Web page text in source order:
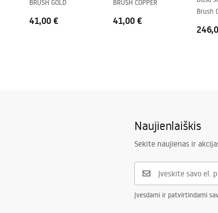
Jungčių atstumas
mm
Garantija
BRUSH GOLD
41,00 €
BRUSH COPPER
41,00 €
Brush
Naujienlaiškis
Sekite naujienas ir
Įvesdami ir patvirtindami